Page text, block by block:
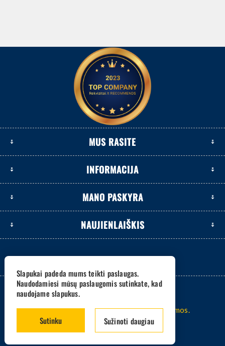
MUS RASITE
INFORMACIJA
MANO PASKYRA
NAUJIENLAIŠKIS
2026 www.eksetas.lt. Visos teisės saugomos.
Sistema -nopCommerce
Slapukai padeda mums teikti paslaugas.
Naudodamiesi mūsų paslaugomis sutinkate, kad
naudojame slapukus.
Sutinku Sužinoti daugiau